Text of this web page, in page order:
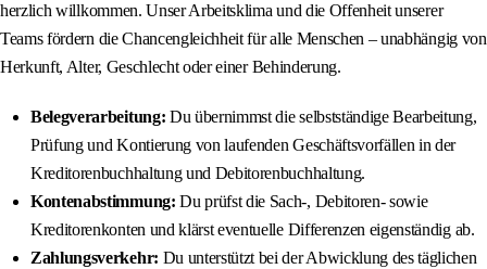
herzlich willkommen. Unser Arbeitsklima und die Offenheit unserer
Teams fördern die Chancengleichheit für alle Menschen – unabhängig von
Herkunft, Alter, Geschlecht oder einer Behinderung.
Belegverarbeitung: Du übernimmst die selbstständige Bearbeitung,
Prüfung und Kontierung von laufenden Geschäftsvorfällen in der
Kreditorenbuchhaltung und Debitorenbuchhaltung.
Kontenabstimmung: Du prüfst die Sach-, Debitoren- sowie
Kreditorenkonten und klärst eventuelle Differenzen eigenständig ab.
Zahlungsverkehr: Du unterstützt bei der Abwicklung des täglichen